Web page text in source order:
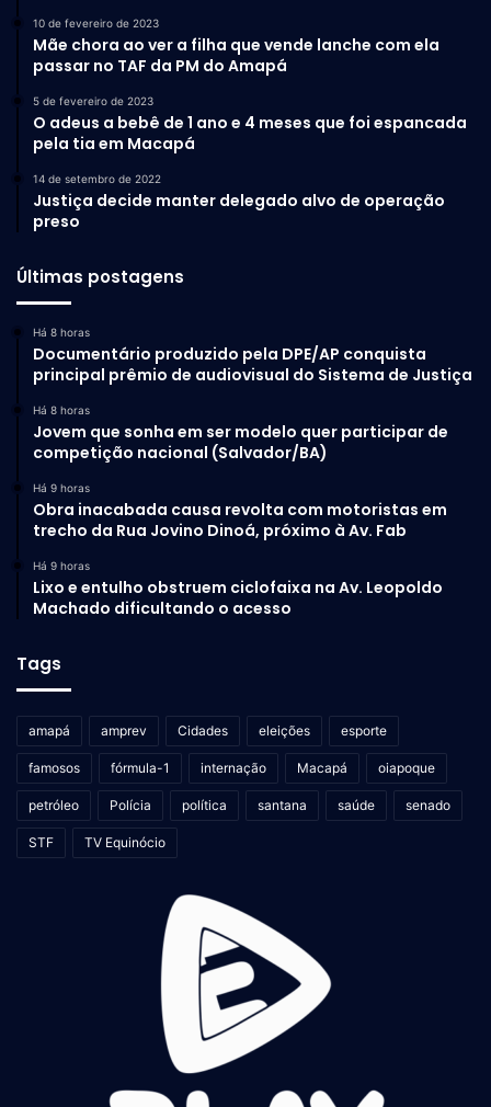
10 de fevereiro de 2023
Mãe chora ao ver a filha que vende lanche com ela
passar no TAF da PM do Amapá
5 de fevereiro de 2023
O adeus a bebê de 1 ano e 4 meses que foi espancada
pela tia em Macapá
14 de setembro de 2022
Justiça decide manter delegado alvo de operação
preso
Últimas postagens
Há 8 horas
Documentário produzido pela DPE/AP conquista
principal prêmio de audiovisual do Sistema de Justiça
Há 8 horas
Jovem que sonha em ser modelo quer participar de
competição nacional (Salvador/BA)
Há 9 horas
Obra inacabada causa revolta com motoristas em
trecho da Rua Jovino Dinoá, próximo à Av. Fab
Há 9 horas
Lixo e entulho obstruem ciclofaixa na Av. Leopoldo
Machado dificultando o acesso
Tags
amapá amprev Cidades eleições esporte
famosos fórmula-1 internação Macapá oiapoque
petróleo Polícia política santana saúde senado
STF TV Equinócio